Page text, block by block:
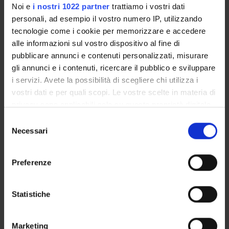
Noi e i nostri 1022 partner trattiamo i vostri dati
personali, ad esempio il vostro numero IP, utilizzando
tecnologie come i cookie per memorizzare e accedere
alle informazioni sul vostro dispositivo al fine di
pubblicare annunci e contenuti personalizzati, misurare
gli annunci e i contenuti, ricercare il pubblico e sviluppare
i servizi. Avete la possibilità di scegliere chi utilizza i
vostri dati e per quali scopi. Le vostre scelte in materia di
modificare o revocare il proprio consenso in qualsiasi
momento dalla Dichiarazione sui cookie o facendo clic
raccogliere informazioni sulla tua posizione
geografica, con un'approssimazione di qualche
delNecessari
Preferenze
Statistiche
Marketing
PROJECT PARTICIPANTS
Alessia Bozzini
Franco Fummi
Full Professor
Marco Panato
RESEARCH AREAS